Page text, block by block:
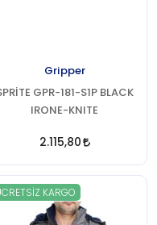
Gripper
GPR-181-S1P BLACK
IRONE-KNITE
2.115,80
KARGO